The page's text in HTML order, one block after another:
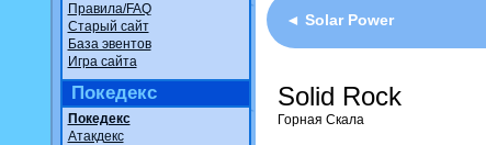
Правила/FAQ
Старый сайт
База эвентов
Игра сайта
Покедекс
Покедекс
Атакдекс
◄ Solar Power
Solid Rock
Горная Скала